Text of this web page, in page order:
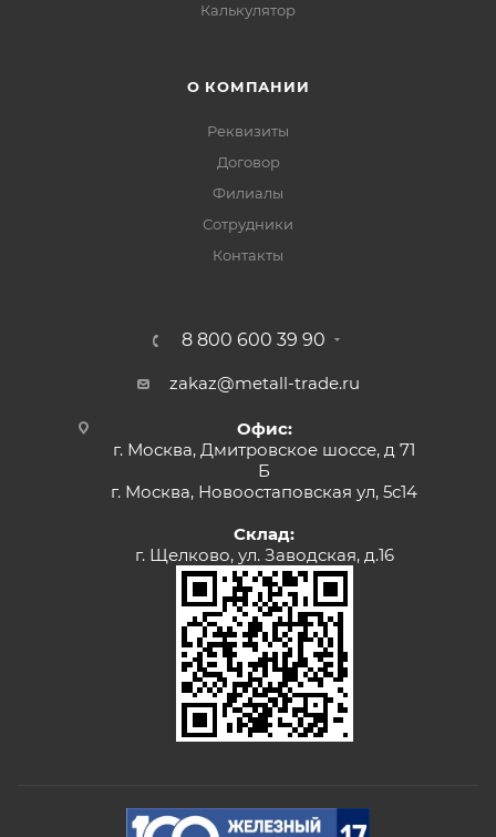
Калькулятор
О КОМПАНИИ
Реквизиты
Договор
Филиалы
Сотрудники
Контакты
8 800 600 39 90
zakaz@metall-trade.ru
Офис:
г. Москва, Дмитровское шоссе, д 71
Б
г. Москва, Новоостаповская ул, 5с14
Склад:
г. Щелково, ул. Заводская, д.16